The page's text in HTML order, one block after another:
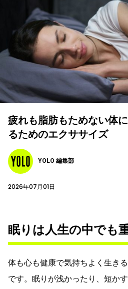
疲れも脂肪もためない体
るためのエクササイズ
YOLO 編集部
2026年07月01日
眠りは人生の中でも
体も心も健康で気持ちよく生き
です。眠りが浅かったり、短か